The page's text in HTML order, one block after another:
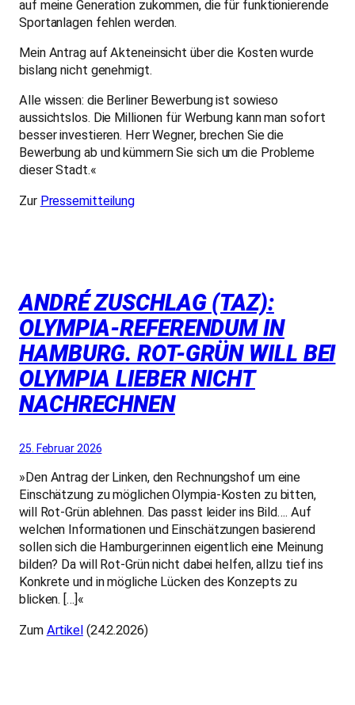
auf meine Generation zukommen, die für funktionierende
Sportanlagen fehlen werden.
Mein Antrag auf Akteneinsicht über die Kosten wurde
bislang nicht genehmigt.
Alle wissen: die Berliner Bewerbung ist sowieso
aussichtslos. Die Millionen für Werbung kann man sofort
besser investieren. Herr Wegner, brechen Sie die
Bewerbung ab und kümmern Sie sich um die Probleme
dieser Stadt.«
Zur Pressemitteilung
ANDRÉ ZUSCHLAG (TAZ):
OLYMPIA-REFERENDUM IN
HAMBURG. ROT-GRÜN WILL BEI
OLYMPIA LIEBER NICHT
NACHRECHNEN
25. Februar 2026
»Den Antrag der Linken, den Rechnungshof um eine
Einschätzung zu möglichen Olympia-Kosten zu bitten,
will Rot-Grün ablehnen. Das passt leider ins Bild…. Auf
welchen Informationen und Einschätzungen basierend
sollen sich die Ham­bur­ge­r:in­nen eigentlich eine Meinung
bilden? Da will Rot-Grün nicht dabei helfen, allzu tief ins
Konkrete und in mögliche Lücken des Konzepts zu
blicken. […]«
Zum Artikel(24.2.2026)